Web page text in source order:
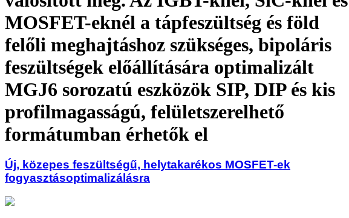
MOSFET-eknél a tápfeszültség és föld
felőli meghajtáshoz szükséges, bipoláris
feszültségek előállítására optimalizált
MGJ6 sorozatú eszközök SIP, DIP és kis
profilmagasságú, felületszerelhető
formátumban érhetők el
Új, közepes feszültségű, helytakarékos MOSFET-ek
fogyasztásoptimalizálásra